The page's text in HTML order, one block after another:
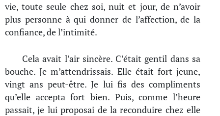
vie, toute seule chez soi, nuit et jour, de n’avoir
plus personne à qui donner de l’affection, de la
confiance, de l’intimité.
Cela avait l’air sincère. C’était gentil dans sa
bouche. Je m’attendrissais. Elle était fort jeune,
vingt ans peut-être. Je lui fis des compliments
qu’elle accepta fort bien. Puis, comme l’heure
passait, je lui proposai de la reconduire chez elle